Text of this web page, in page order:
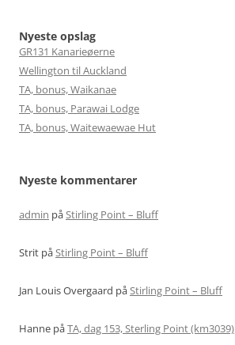
Nyeste opslag
GR131 Kanarieøerne
Wellington til Auckland
TA, bonus, Waikanae
TA, bonus, Parawai Lodge
TA, bonus, Waitewaewae Hut
Nyeste kommentarer
admin på Stirling Point – Bluff
Strit på Stirling Point – Bluff
Jan Louis Overgaard på Stirling Point – Bluff
Hanne påTA, dag 153, Sterling Point (km3039)